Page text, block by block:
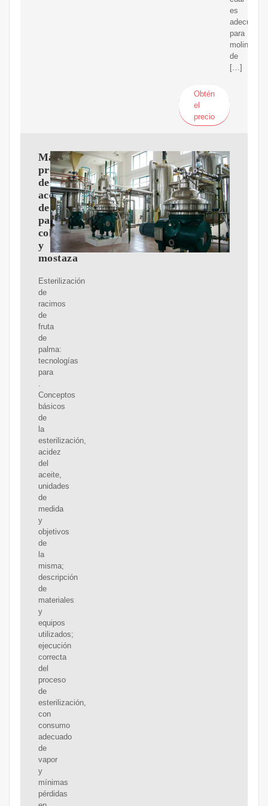
es
adecuado
para
molinos
de
[…]
Obtén
el
precio
Máquina
prensadora
de
aceite
de
palma,
colza
y
mostaza
Esterilización
de
racimos
de
fruta
de
palma:
tecnologías
para
.
Conceptos
básicos
de
la
esterilización,
acidez
del
aceite,
unidades
de
medida
y
objetivos
de
la
misma;
descripción
de
materiales
y
equipos
utilizados;
ejecución
correcta
del
proceso
de
esterilización,
con
consumo
adecuado
de
vapor
y
mínimas
pérdidas